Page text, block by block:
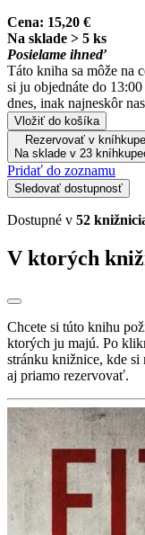
Cena: 15,20 €
Na sklade > 5 ks
Posielame ihneď
Táto kniha sa môže na
si ju objednáte do
dnes, inak najneskôr
Vložiť do košíka
Rezervovať v
Na sklade v 23
Pridať do zoznamu
Sledovať dostupnosť
Dostupné v 52
V ktorých
Chcete si túto knihu
ktorých ju majú. Po
stránku knižnice, kde
aj priamo rezervovať.